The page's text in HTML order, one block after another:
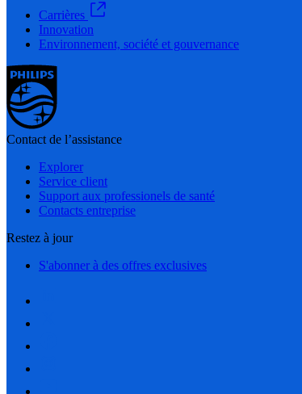
Carrières
Innovation
Environnement, société et gouvernance
Contact de l’assistance
Explorer
Service client
Support aux professionels de santé
Contacts entreprise
Restez à jour
S'abonner à des offres exclusives